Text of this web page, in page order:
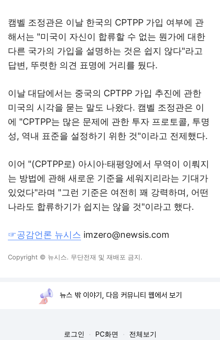
캠벨 조정관은 이날 한국의 CPTPP 가입 여부에 관
해서는 "미국이 자신이 합류할 수 없는 뭔가에 대한
다른 국가의 가입을 설명하는 것은 쉽지 않다"라고
답변, 뚜렷한 의견 표명에 거리를 뒀다.
이날 대담에서는 중국의 CPTPP 가입 추진에 관한
미국의 시각을 묻는 말도 나왔다. 캠벨 조정관은 이
에 "CPTPP는 많은 문제에 관한 투자 프로토콜, 투명
성, 역내 표준을 설정하기 위한 것"이라고 전제했다.
이어 "(CPTPP로) 아시아·태평양에서 무역이 이뤄지
는 방법에 관해 새로운 기준을 세워지리라는 기대가
있었다"라며 "그런 기준은 여전히 꽤 강력하며, 어떤
나라도 합류하기가 쉽지는 않을 것"이라고 했다.
☞공감언론 뉴시스 imzero@newsis.com
Copyright © 뉴시스. 무단전재 및 재배포 금지.
뉴스 밖 이야기, 다음 커뮤니티 웹에서 보기
로그인 PC화면 전체보기